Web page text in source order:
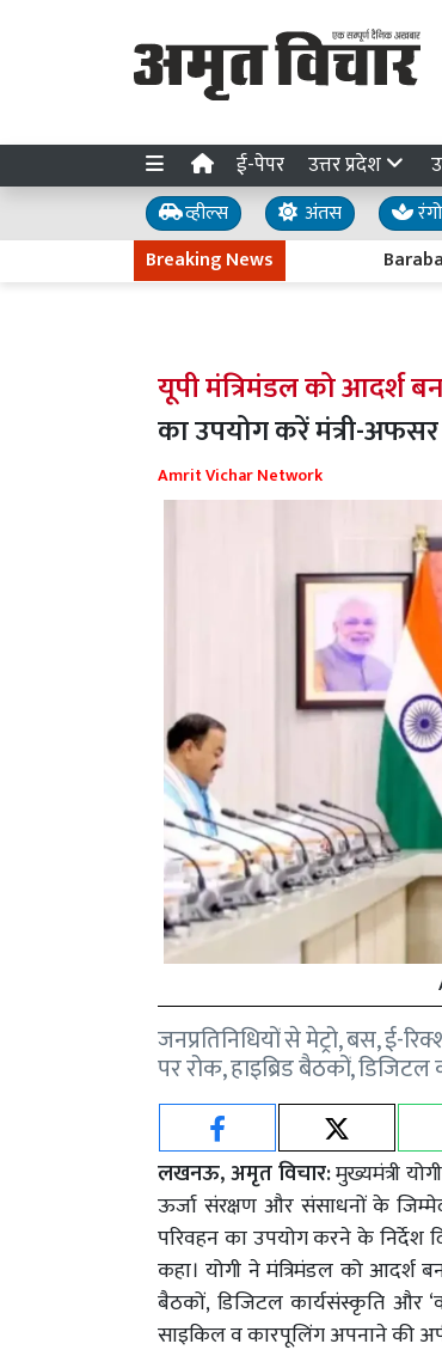
ई-पेपर उत्तर प्रदेश
व्हील्स अंतस
Breaking News
Barabanki
यूपी मंत्रिमंडल को आदर्श
का उपयोग करें मंत्री-अफसर
Amrit Vichar Network
जनप्रतिनिधियों से मेट्रो, बस, ई-
पर रोक, हाइब्रिड बैठकों,
लखनऊ, अमृत विचार:मुख्यमंत्री
ऊर्जा संरक्षण और संसाधनों के
परिवहन का उपयोग करने के निर्देश
कहा। योगी ने मंत्रिमंडल को आदर्श
बैठकों, डिजिटल कार्यसंस्कृति और
साइकिल व कारपूलिंग अपनाने की